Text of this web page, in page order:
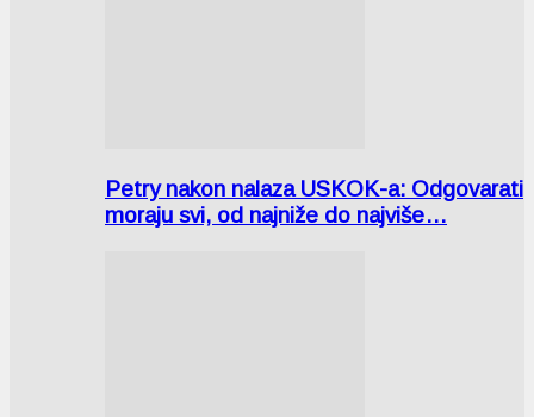
Petry nakon nalaza USKOK-a: Odgovarati
moraju svi, od najniže do najviše…